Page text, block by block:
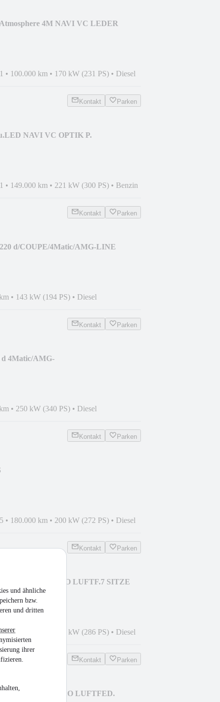
und ähnliche
bzw.
und dritten
ihrer
4M NAVI VC LEDER
• 100.000 km • 170 kW (231 PS) • Diesel
Kontakt Parken
NAVI VC OPTIK P.
• 149.000 km • 221 kW (300 PS) • Benzin
Kontakt Parken
d/COUPE/4Matic/AMG-LINE
• 143 kW (194 PS) • Diesel
Kontakt Parken
d 4Matic/AMG-
• 250 kW (340 PS) • Diesel
Kontakt Parken
• 180.000 km • 200 kW (272 PS) • Diesel
Kontakt Parken
S LINE 21" PANO LUFTF.7 SITZE
•107.500 km 210 kW (286 PS) • Diesel
Kontakt Parken
B&O LUFTFED.